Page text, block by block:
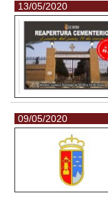
13/05/2020
09/05/2020